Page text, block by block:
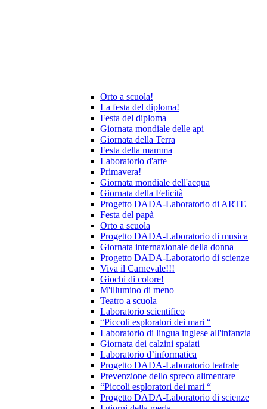
Orto a scuola!
La festa del diploma!
Festa del diploma
Giornata mondiale delle api
Giornata della Terra
Festa della mamma
Laboratorio d'arte
Primavera!
Giornata mondiale dell'acqua
Giornata della Felicità
Progetto DADA-Laboratorio di ARTE
Festa del papà
Orto a scuola
Progetto DADA-Laboratorio di musica
Giornata internazionale della donna
Progetto DADA-Laboratorio di scienze
Viva il Carnevale!!!
Giochi di colore!
M'illumino di meno
Teatro a scuola
Laboratorio scientifico
“Piccoli esploratori dei mari “
Laboratorio di lingua inglese all'infanzia
Giornata dei calzini spaiati
Laboratorio d’informatica
Progetto DADA-Laboratorio teatrale
Prevenzione dello spreco alimentare
“Piccoli esploratori dei mari “
Progetto DADA-Laboratorio di scienze